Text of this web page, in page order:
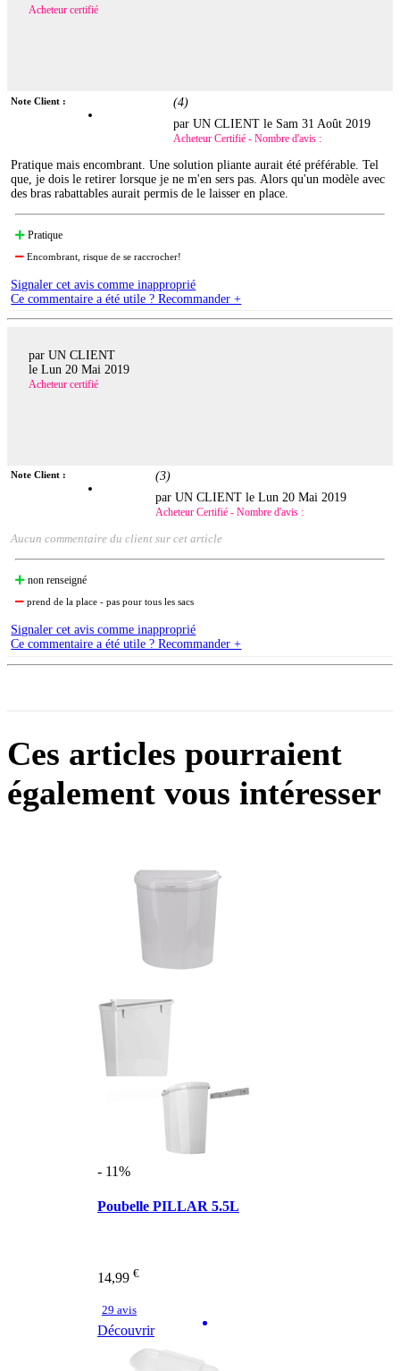
Acheteur certifié
Note Client : (4)
par UN CLIENT le Sam 31 Août 2019
Acheteur Certifié - Nombre d'avis :
Pratique mais encombrant. Une solution pliante aurait été préférable. Tel
que, je dois le retirer lorsque je ne m'en sers pas. Alors qu'un modèle avec
des bras rabattables aurait permis de le laisser en place.
Pratique
Encombrant, risque de se raccrocher!
Signaler cet avis comme inapproprié
Ce commentaire a été utile ? Recommander +
par UN CLIENT
le Lun 20 Mai 2019
Acheteur certifié
Note Client : (3)
par UN CLIENT leLun 20 Mai 2019
Acheteur Certifié - Nombre d'avis :
Aucun commentaire du client sur cet article
non renseigné
prend de la place - pas pour tous les sacs
Signaler cet avis comme inapproprié
Ce commentaire a été utile ? Recommander +
Ces articles pourraient
également vous intéresser
- 11%
Poubelle PILLAR 5.5L
14,99 €
29 avis
Découvrir